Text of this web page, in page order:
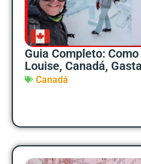
Guia Completo:
Louise, Canadá,
Canadá